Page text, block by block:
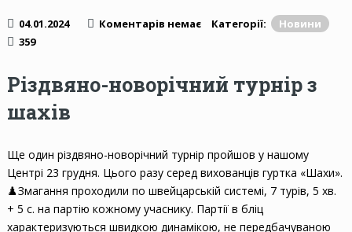
04.01.2024 Коментарів немає Категорії:
Новини
359
Різдвяно-новорічний турнір з
шахів
Ще один різдвяно-новорічний турнір пройшов у нашому
Центрі 23 грудня. Цього разу серед вихованців гуртка «Шахи».
♟️Змагання проходили по швейцарській системі, 7 турів, 5 хв.
+ 5 с. на партію кожному учаснику. Партії в бліц
характеризуються швидкою динамікою, не передбачуваною